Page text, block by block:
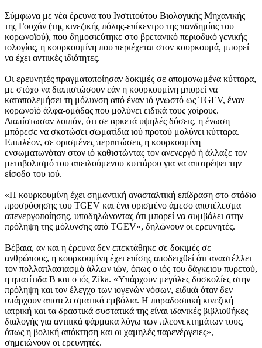
Σύμφωνα με νέα έρευνα του Ινστιτούτου Βιολογικής Μηχανικής
της Γουχάν (της κινεζικής πόλης-επίκεντρο της πανδημίας του
κορωνοϊού), που δημοσιεύτηκε στο βρετανικό περιοδικό γενικής
ιολογίας, η κουρκουμίνη που περιέχεται στον κουρκουμά, μπορεί
να έχει αντιικές ιδιότητες.
Οι ερευνητές πραγματοποίησαν δοκιμές σε απομονωμένα κύτταρα,
με στόχο να διαπιστώσουν εάν η κουρκουμίνη μπορεί να
καταπολεμήσει τη μόλυνση από έναν ιό γνωστό ως TGEV, έναν
κορωνοϊό άλφα-ομάδας που μολύνει ειδικά τους χοίρους.
Διαπίστωσαν λοιπόν, ότι σε αρκετά υψηλές δόσεις, η ένωση
μπόρεσε να σκοτώσει σωματίδια ιού προτού μολύνει κύτταρα.
Επιπλέον, σε ορισμένες περιπτώσεις η κουρκουμίνη
ενσωματωνόταν στον ιό καθιστώντας τον ανενεργό ή άλλαζε τον
μεταβολισμό του απειλούμενου κυττάρου για να αποτρέψει την
είσοδο του ιού.
«Η κουρκουμίνη έχει σημαντική ανασταλτική επίδραση στο στάδιο
προσρόφησης του TGEV και ένα ορισμένο άμεσο αποτέλεσμα
απενεργοποίησης, υποδηλώνοντας ότι μπορεί να συμβάλει στην
πρόληψη της μόλυνσης από TGEV», δηλώνουν οι ερευνητές.
Βέβαια, αν και η έρευνα δεν επεκτάθηκε σε δοκιμές σε
ανθρώπους, η κουρκουμίνη έχει επίσης αποδειχθεί ότι αναστέλλει
τον πολλαπλασιασμό άλλων ιών, όπως ο ιός του δάγκειου πυρετού,
η ηπατίτιδα Β και ο ιός Zika. «Υπάρχουν μεγάλες δυσκολίες στην
πρόληψη και τον έλεγχο των ιογενών νόσων, ειδικά όταν δεν
υπάρχουν αποτελεσματικά εμβόλια. Η παραδοσιακή κινεζική
ιατρική και τα δραστικά συστατικά της είναι ιδανικές βιβλιοθήκες
διαλογής για αντιιικά φάρμακα λόγω των πλεονεκτημάτων τους,
όπως η βολική απόκτηση και οι χαμηλές παρενέργειες»,
σημειώνουν οι ερευνητές.